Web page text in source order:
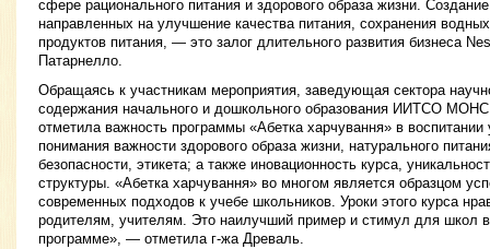
сфере рационального питания и здорового образа жизни.
направленных на улучшение качества питания, сохранения
продуктов питания, — это залог длительного развития бизнеса
Патарнелло.
Обращаясь к участникам мероприятия, заведующая сектора
содержания начального и дошкольного образования ИИТСО
отметила важность программы «Абетка харчування» в
понимания важности здорового образа жизни, натурального
безопасности, этикета; а также иновационность курса,
структуры. «Абетка харчування» во многом является образцом
современных подходов к учебе школьников. Уроки этого курса
родителям, учителям. Это наилучший пример и стимул для школ
программе», — отметила г-жа Древаль.